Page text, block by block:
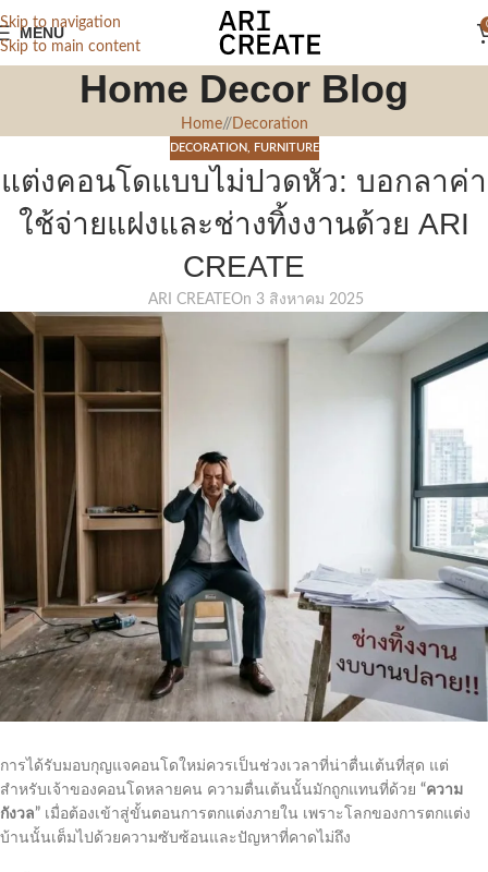
Skip to navigation
Skip to main content
MENU
Home Decor Blog
Home/ Decoration
DECORATION FURNITURE
แต่งคอนโดแบบไม่ปวดหัว: บอกลาค่า
ใช้จ่ายแฝงและช่างทิ้งงานด้วย ARI
CREATE
ARI CREATEOn 3 สิงหาคม 2025
การได้รับมอบกุญแจคอนโดใหม่ควรเป็นช่วงเวลาที่น่าตื่นเต้นที่สุด แต่
สำหรับเจ้าของคอนโดหลายคน ความตื่นเต้นนั้นมักถูกแทนที่ด้วย “ความ
กังวล” เมื่อต้องเข้าสู่ขั้นตอนการตกแต่งภายใน เพราะโลกของการตกแต่ง
บ้านนั้นเต็มไปด้วยความซับซ้อนและปัญหาที่คาดไม่ถึง